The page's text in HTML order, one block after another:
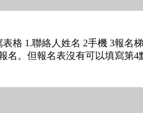
格 1.聯絡人姓名 2手機 3報名
名。但報名表沒有可以填寫第